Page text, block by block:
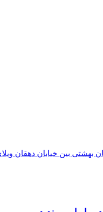
بهشتی بین خیابان دهقان